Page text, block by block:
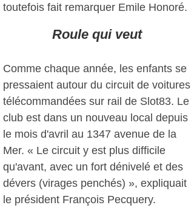
toutefois fait remarquer Emile Honoré.
Roule qui veut
Comme chaque année, les enfants se
pressaient autour du circuit de voitures
télécommandées sur rail de Slot83. Le
club est dans un nouveau local depuis
le mois d'avril au 1347 avenue de la
Mer. « Le circuit y est plus difficile
qu'avant, avec un fort dénivelé et des
dévers (virages penchés) », expliquait
le président François Pecquery.